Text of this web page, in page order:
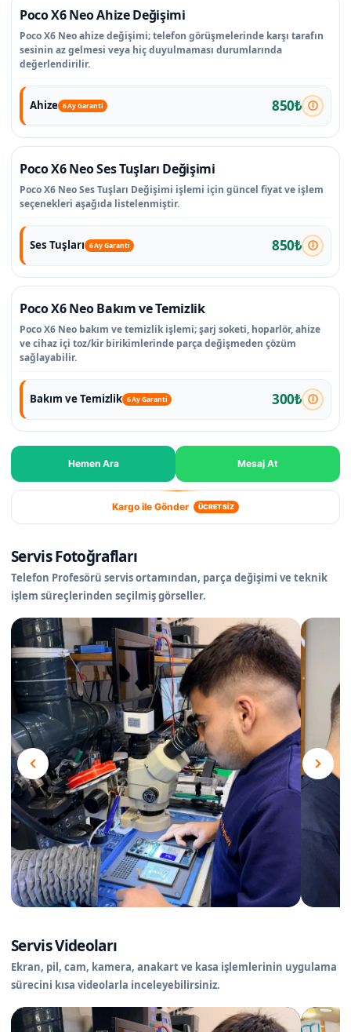
Poco X6 Neo Ahize Değişimi
Poco X6 Neo ahize değişimi; telefon görüşmelerinde karşı tarafın
sesinin az gelmesi veya hiç duyulmaması durumlarında
değerlendirilir.
Ahize 6 Ay Garanti 850₺
Poco X6 Neo Ses Tuşları Değişimi
Poco X6 Neo Ses Tuşları Değişimi işlemi için güncel fiyat ve işlem
seçenekleri aşağıda listelenmiştir.
Ses Tuşları 6 Ay Garanti 850₺
Poco X6 Neo Bakım ve Temizlik
Poco X6 Neo bakım ve temizlik işlemi; şarj soketi, hoparlör, ahize
ve cihaz içi toz/kir birikimlerinde parça değişmeden çözüm
sağlayabilir.
Bakım ve Temizlik 6 Ay Garanti 300₺
Hemen Ara Mesaj At
Kargo ile Gönder ÜCRETSİZ
Servis Fotoğrafları
Telefon Profesörü servis ortamından, parça değişimi ve teknik
işlem süreçlerinden seçilmiş görseller.
Servis Videoları
Ekran, pil, cam, kamera, anakart ve kasa işlemlerinin uygulama
sürecini kısa videolarla inceleyebilirsiniz.